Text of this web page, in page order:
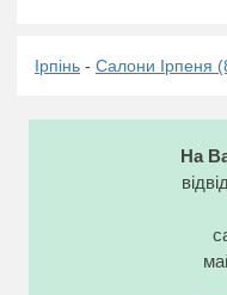
Ірпінь - Салони Ірпеня
На